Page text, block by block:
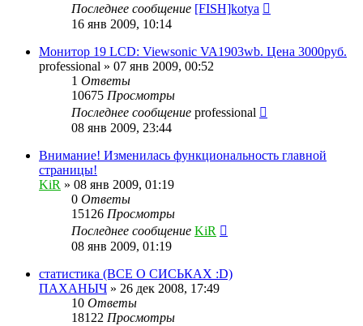
Последнее сообщение [FISH]kotya
16 янв 2009, 10:14
Монитор 19 LCD: Viewsonic VA1903wb. Цена 3000руб.
professional » 07 янв 2009, 00:52
1 Ответы
10675 Просмотры
Последнее сообщение professional
08 янв 2009, 23:44
Внимание! Изменилась функциональность главной
страницы!
KiR » 08 янв 2009, 01:19
0 Ответы
15126 Просмотры
Последнее сообщение KiR
08 янв 2009, 01:19
статистика (ВСЕ О СИСЬКАХ :D)
ПАХАНЫЧ » 26 дек 2008, 17:49
10 Ответы
18122 Просмотры